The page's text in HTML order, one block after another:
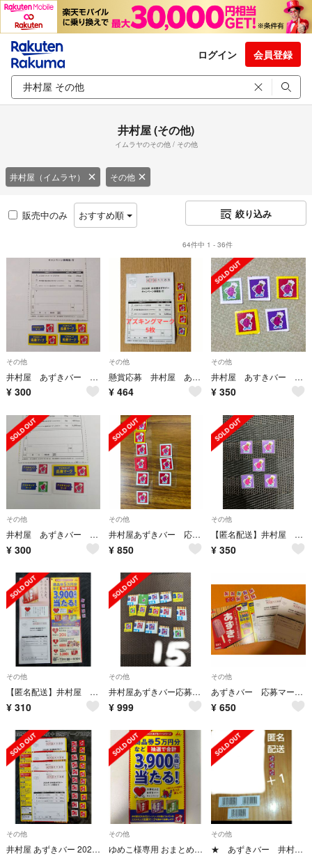
ログイン 会員登録
井村屋 (その他)
イムラヤのその他 / その他
井村屋（イムラヤ） その他
販売中のみ おすすめ順 絞り込み
64件中 1 - 36件
その他
井村屋 あずきバー 応募マーク 4枚 ハガキ 2026 懸賞
¥ 300
その他
懸賞応募 井村屋 あずきバーキャンペーン マーク 5枚
¥ 464
その他
井村屋 あすきバー 応募券
¥ 350
その他
井村屋 あずきバー 応募マーク 4枚 ハガキ 2026 懸賞
¥ 300
その他
井村屋あずきバー 応募マーク 9枚
¥ 850
その他
【匿名配送】井村屋 あずきバーキャンペーン アズキキング 応募券5枚
¥ 350
その他
【匿名配送】井村屋 あずきバーキャンペーン 応募券4枚 応募ハガキ２枚
¥ 310
その他
井村屋あずきバー応募券15枚
¥ 999
その他
あずきバー 応募マーク 10枚
¥ 650
その他
井村屋 あずきバー 2026年キャンペーン 応募ハガキ4枚 ＋ 応募券 20枚
その他
ゆめこ様専用 おまとめ4点
その他
★ あずきバー 井村屋 アズキング 応募マーク キャンペーン バーコード